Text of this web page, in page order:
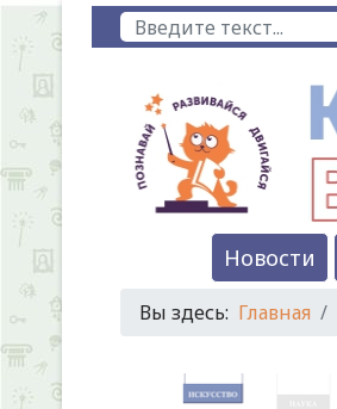
Поиск
Новости
Вы здесь: Главная